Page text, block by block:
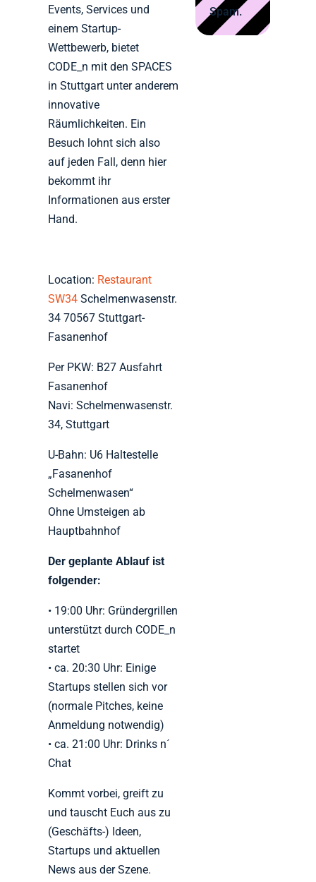
Events, Services und
einem Startup-
Wettbewerb, bietet
CODE_n mit den SPACES
in Stuttgart unter anderem
innovative
Räumlichkeiten. Ein
Besuch lohnt sich also
auf jeden Fall, denn hier
bekommt ihr
Informationen aus erster
Hand.
Location: Restaurant
SW34 Schelmenwasenstr.
34 70567 Stuttgart-
Fasanenhof
Per PKW: B27 Ausfahrt
Fasanenhof
Navi: Schelmenwasenstr.
34, Stuttgart
U-Bahn: U6 Haltestelle
„Fasanenhof
Schelmenwasen“
Ohne Umsteigen ab
Hauptbahnhof
Der geplante Ablauf ist
folgender:
• 19:00 Uhr: Gründergrillen
unterstützt durch CODE_n
startet
• ca. 20:30 Uhr: Einige
Startups stellen sich vor
(normale Pitches, keine
Anmeldung notwendig)
• ca. 21:00 Uhr: Drinks n´
Chat
Kommt vorbei, greift zu
und tauscht Euch aus zu
(Geschäfts-) Ideen,
Startups und aktuellen
News aus der Szene.
Spam.